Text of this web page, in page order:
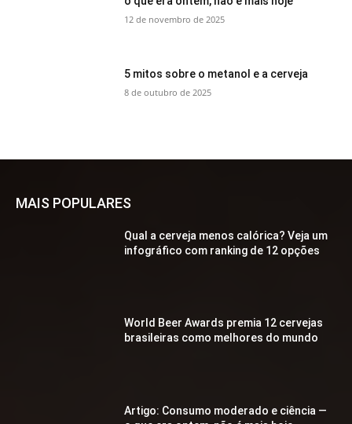
12 de novembro de 2025
5 mitos sobre o metanol e a cerveja
8 de outubro de 2025
MAIS POPULARES
Qual a cerveja menos calórica? Veja um
infográfico com ranking de 12 opções
World Beer Awards premia 12 cervejas
brasileiras como melhores do mundo
Artigo: Consumo moderado e ciência —